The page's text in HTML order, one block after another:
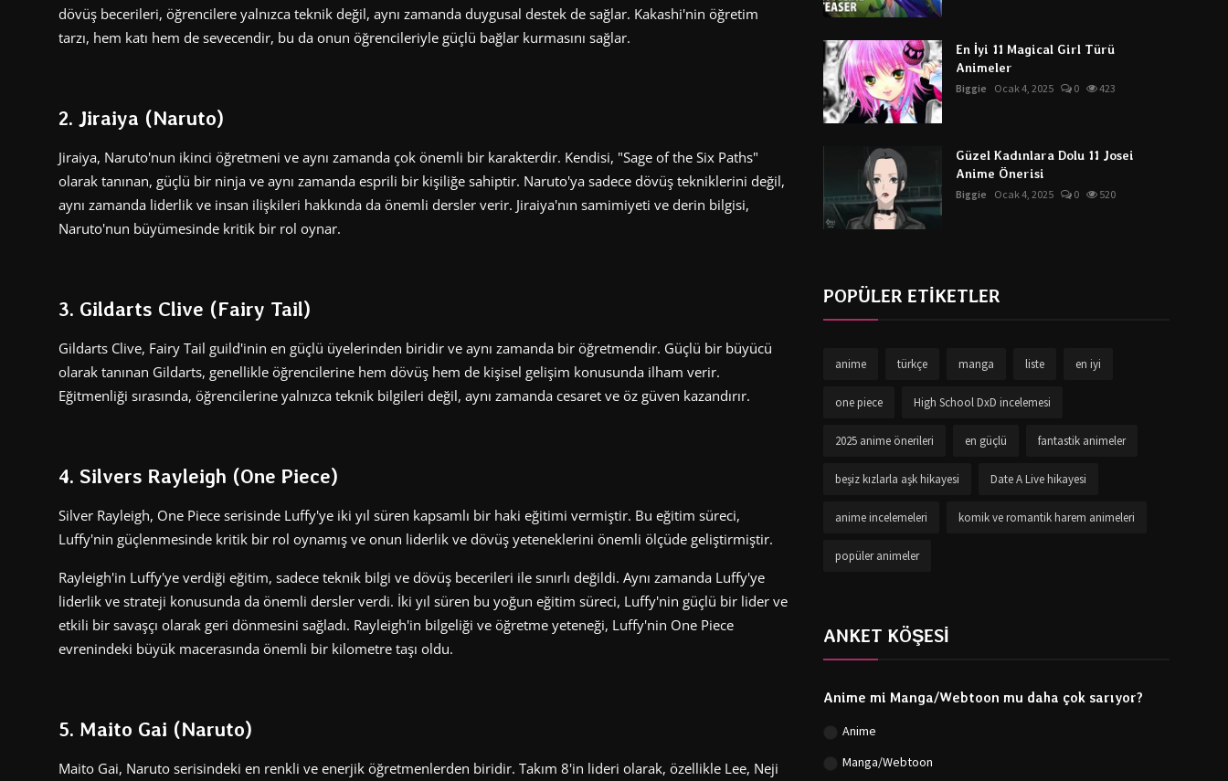
dövüş becerileri, öğrencilere yalnızca teknik değil, aynı zamanda duygusal destek de sağlar. Kakashi'nin öğretim
tarzı, hem katı hem de sevecendir, bu da onun öğrencileriyle güçlü bağlar kurmasını sağlar.
2. Jiraiya (Naruto)
Jiraiya, Naruto'nun ikinci öğretmeni ve aynı zamanda çok önemli bir karakterdir. Kendisi, "Sage of the Six Paths"
olarak tanınan, güçlü bir ninja ve aynı zamanda esprili bir kişiliğe sahiptir. Naruto'ya sadece dövüş tekniklerini değil,
aynı zamanda liderlik ve insan ilişkileri hakkında da önemli dersler verir. Jiraiya'nın samimiyeti ve derin bilgisi,
Naruto'nun büyümesinde kritik bir rol oynar.
3. Gildarts Clive (Fairy Tail)
Gildarts Clive, Fairy Tail guild'inin en güçlü üyelerinden biridir ve aynı zamanda bir öğretmendir. Güçlü bir büyücü
olarak tanınan Gildarts, genellikle öğrencilerine hem dövüş hem de kişisel gelişim konusunda ilham verir.
Eğitmenliği sırasında, öğrencilerine yalnızca teknik bilgileri değil, aynı zamanda cesaret ve öz güven kazandırır.
4. Silvers Rayleigh (One Piece)
Silver Rayleigh, One Piece serisinde Luffy'ye iki yıl süren kapsamlı bir haki eğitimi vermiştir. Bu eğitim süreci,
Luffy'nin güçlenmesinde kritik bir rol oynamış ve onun liderlik ve dövüş yeteneklerini önemli ölçüde geliştirmiştir.
Rayleigh'in Luffy'ye verdiği eğitim, sadece teknik bilgi ve dövüş becerileri ile sınırlı değildi. Aynı zamanda Luffy'ye
liderlik ve strateji konusunda da önemli dersler verdi. İki yıl süren bu yoğun eğitim süreci, Luffy'nin güçlü bir lider ve
etkili bir savaşçı olarak geri dönmesini sağladı. Rayleigh'in bilgeliği ve öğretme yeteneği, Luffy'nin One Piece
evrenindeki büyük macerasında önemli bir kilometre taşı oldu.
5. Maito Gai (Naruto)
Maito Gai, Naruto serisindeki en renkli ve enerjik öğretmenlerden biridir. Takım 8'in lideri olarak, özellikle Lee, Neji
En İyi 11 Magical Girl Türü
Animeler
Biggie Ocak 4, 2025 0 423
Güzel Kadınlara Dolu 11 Josei
Anime Önerisi
Biggie Ocak 4, 2025 0 520
POPÜLER ETİKETLER
anime türkçe manga liste en iyi
one piece High School DxD incelemesi
2025 anime önerileri en güçlü fantastik animeler
beşiz kızlarla aşk hikayesi Date A Live hikayesi
anime incelemeleri komik ve romantik harem animeleri
popüler animeler
ANKET KÖŞESİ
Anime mi Manga/Webtoon mu daha çok sarıyor?
Anime
Manga/Webtoon